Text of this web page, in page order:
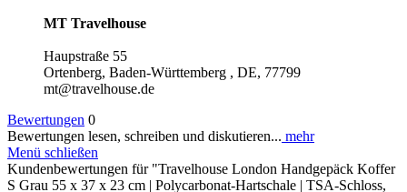
MT Travelhouse
Haupstraße 55
Ortenberg, Baden-Württemberg , DE, 77799
mt@travelhouse.de
Bewertungen 0
Bewertungen lesen, schreiben und diskutieren... mehr
Menü schließen
Kundenbewertungen für "Travelhouse London Handgepäck Koffer
S Grau 55 x 37 x 23 cm | Polycarbonat-Hartschale | TSA-Schloss,